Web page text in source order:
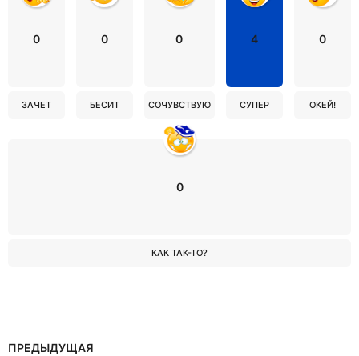
0
ЗАЧЕТ
0
БЕСИТ
0
СОЧУВСТВУЮ
4
СУПЕР
0
ОКЕЙ!
0
КАК ТАК-ТО?
ПРЕДЫДУЩАЯ